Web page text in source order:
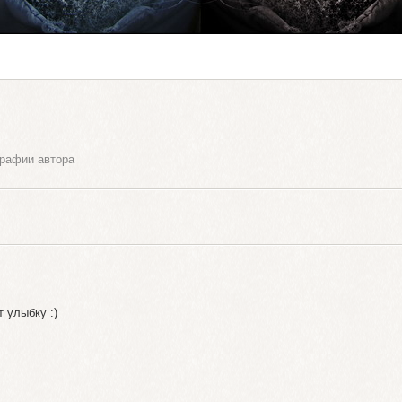
автора
улыбку :)